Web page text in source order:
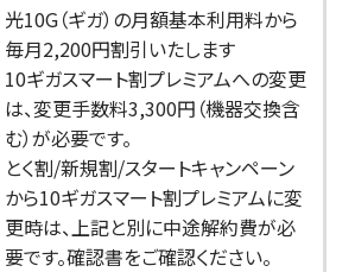
光10G（ギガ）の月額基本利用料から
毎月2,200円割引いたします
10ギガスマート割プレミアムへの変更
は、変更手数料3,300円（機器交換含
む）が必要です。
とく割/新規割/スタートキャンペーン
から10ギガスマート割プレミアムに変
更時は、上記と別に中途解約費が必
要です。確認書をご確認ください。